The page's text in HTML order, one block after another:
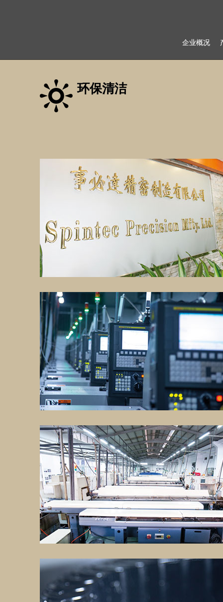
企业概况
环保清洁